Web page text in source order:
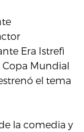
Era Istrefi
Mundial
el tema
la comedia y